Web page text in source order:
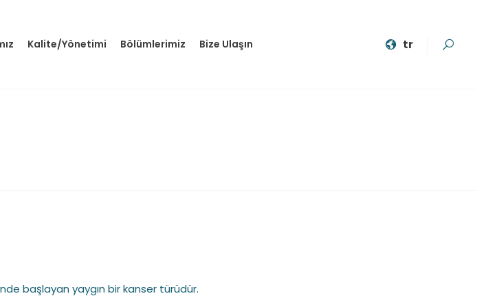
Kalite/Yönetimi Bölümlerimiz Bize Ulaşın tr
başlayan yaygın bir kanser türüdür.